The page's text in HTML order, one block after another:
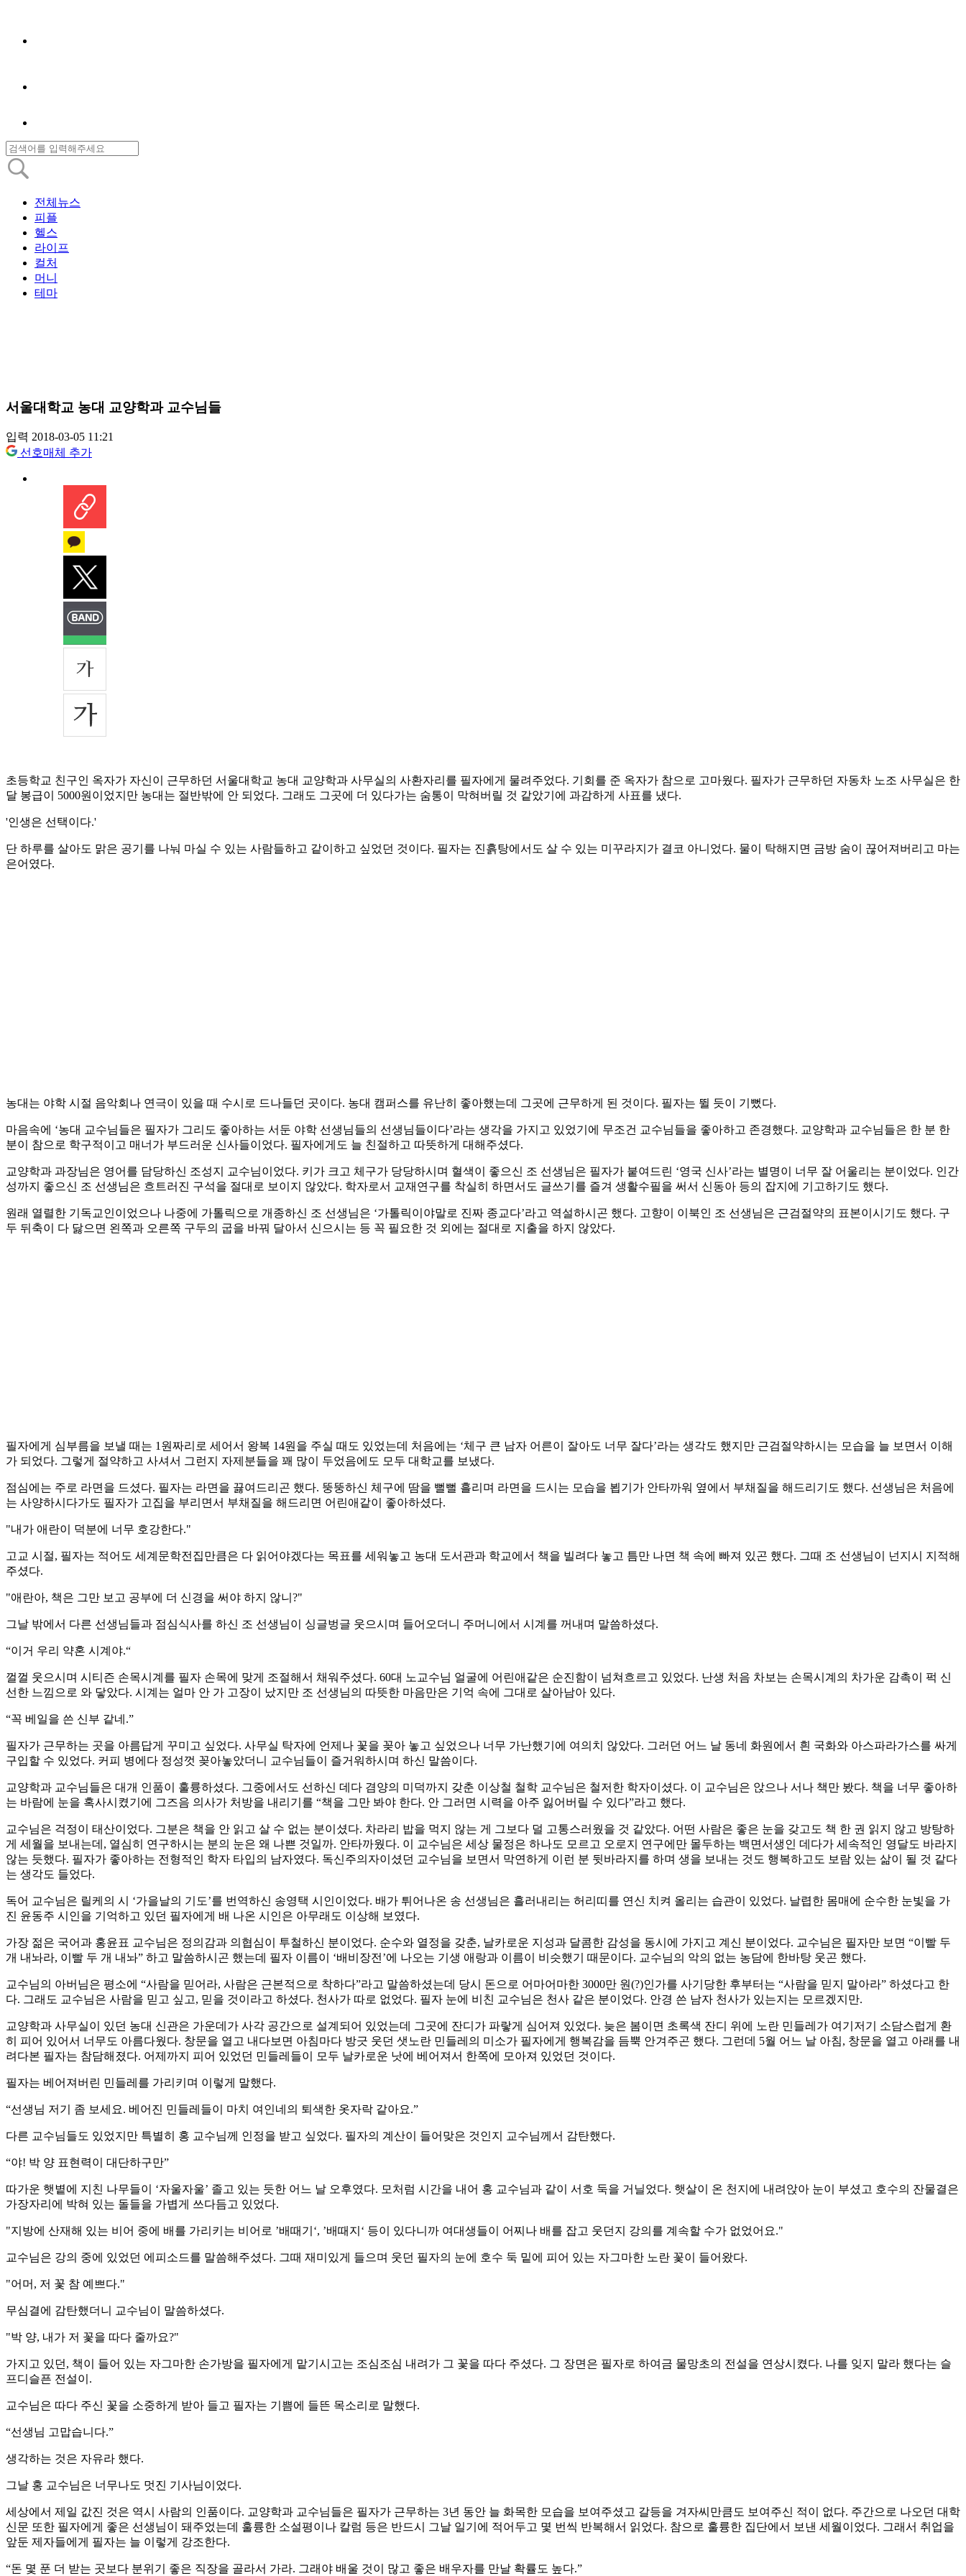
전체뉴스
피플
헬스
라이프
컬처
머니
테마
서울대학교 농대 교양학과 교수님들
입력 2018-03-05 11:21
선호매체 추가
초등학교 친구인 옥자가 자신이 근무하던 서울대학교 농대 교양학과 사무실의 사환자리를 필자에게 물려주었다. 기회를 준 옥자가 참으로 고마웠다. 필자가 근무하던 자동차 노조 사무실은 한
달 봉급이 5000원이었지만 농대는 절반밖에 안 되었다. 그래도 그곳에 더 있다가는 숨통이 막혀버릴 것 같았기에 과감하게 사표를 냈다.
'인생은 선택이다.'
단 하루를 살아도 맑은 공기를 나눠 마실 수 있는 사람들하고 같이하고 싶었던 것이다. 필자는 진흙탕에서도 살 수 있는 미꾸라지가 결코 아니었다. 물이 탁해지면 금방 숨이 끊어져버리고 마는
은어였다.
농대는 야학 시절 음악회나 연극이 있을 때 수시로 드나들던 곳이다. 농대 캠퍼스를 유난히 좋아했는데 그곳에 근무하게 된 것이다. 필자는 뛸 듯이 기뻤다.
마음속에 ‘농대 교수님들은 필자가 그리도 좋아하는 서둔 야학 선생님들의 선생님들이다’라는 생각을 가지고 있었기에 무조건 교수님들을 좋아하고 존경했다. 교양학과 교수님들은 한 분 한
분이 참으로 학구적이고 매너가 부드러운 신사들이었다. 필자에게도 늘 친절하고 따뜻하게 대해주셨다.
교양학과 과장님은 영어를 담당하신 조성지 교수님이었다. 키가 크고 체구가 당당하시며 혈색이 좋으신 조 선생님은 필자가 붙여드린 ‘영국 신사’라는 별명이 너무 잘 어울리는 분이었다. 인간
성까지 좋으신 조 선생님은 흐트러진 구석을 절대로 보이지 않았다. 학자로서 교재연구를 착실히 하면서도 글쓰기를 즐겨 생활수필을 써서 신동아 등의 잡지에 기고하기도 했다.
원래 열렬한 기독교인이었으나 나중에 가톨릭으로 개종하신 조 선생님은 ‘가톨릭이야말로 진짜 종교다’라고 역설하시곤 했다. 고향이 이북인 조 선생님은 근검절약의 표본이시기도 했다. 구
두 뒤축이 다 닳으면 왼쪽과 오른쪽 구두의 굽을 바꿔 달아서 신으시는 등 꼭 필요한 것 외에는 절대로 지출을 하지 않았다.
필자에게 심부름을 보낼 때는 1원짜리로 세어서 왕복 14원을 주실 때도 있었는데 처음에는 ‘체구 큰 남자 어른이 잘아도 너무 잘다’라는 생각도 했지만 근검절약하시는 모습을 늘 보면서 이해
가 되었다. 그렇게 절약하고 사셔서 그런지 자제분들을 꽤 많이 두었음에도 모두 대학교를 보냈다.
점심에는 주로 라면을 드셨다. 필자는 라면을 끓여드리곤 했다. 뚱뚱하신 체구에 땀을 뻘뻘 흘리며 라면을 드시는 모습을 뵙기가 안타까워 옆에서 부채질을 해드리기도 했다. 선생님은 처음에
는 사양하시다가도 필자가 고집을 부리면서 부채질을 해드리면 어린애같이 좋아하셨다.
"내가 애란이 덕분에 너무 호강한다."
고교 시절, 필자는 적어도 세계문학전집만큼은 다 읽어야겠다는 목표를 세워놓고 농대 도서관과 학교에서 책을 빌려다 놓고 틈만 나면 책 속에 빠져 있곤 했다. 그때 조 선생님이 넌지시 지적해
주셨다.
"애란아, 책은 그만 보고 공부에 더 신경을 써야 하지 않니?"
그날 밖에서 다른 선생님들과 점심식사를 하신 조 선생님이 싱글벙글 웃으시며 들어오더니 주머니에서 시계를 꺼내며 말씀하셨다.
“이거 우리 약혼 시계야.“
껄껄 웃으시며 시티즌 손목시계를 필자 손목에 맞게 조절해서 채워주셨다. 60대 노교수님 얼굴에 어린애같은 순진함이 넘쳐흐르고 있었다. 난생 처음 차보는 손목시계의 차가운 감촉이 퍽 신
선한 느낌으로 와 닿았다. 시계는 얼마 안 가 고장이 났지만 조 선생님의 따뜻한 마음만은 기억 속에 그대로 살아남아 있다.
“꼭 베일을 쓴 신부 같네.”
필자가 근무하는 곳을 아름답게 꾸미고 싶었다. 사무실 탁자에 언제나 꽃을 꽂아 놓고 싶었으나 너무 가난했기에 여의치 않았다. 그러던 어느 날 동네 화원에서 흰 국화와 아스파라가스를 싸게
구입할 수 있었다. 커피 병에다 정성껏 꽂아놓았더니 교수님들이 즐거워하시며 하신 말씀이다.
교양학과 교수님들은 대개 인품이 훌륭하셨다. 그중에서도 선하신 데다 겸양의 미덕까지 갖춘 이상철 철학 교수님은 철저한 학자이셨다. 이 교수님은 앉으나 서나 책만 봤다. 책을 너무 좋아하
는 바람에 눈을 혹사시켰기에 그즈음 의사가 처방을 내리기를 “책을 그만 봐야 한다. 안 그러면 시력을 아주 잃어버릴 수 있다”라고 했다.
교수님은 걱정이 태산이었다. 그분은 책을 안 읽고 살 수 없는 분이셨다. 차라리 밥을 먹지 않는 게 그보다 덜 고통스러웠을 것 같았다. 어떤 사람은 좋은 눈을 갖고도 책 한 권 읽지 않고 방탕하
게 세월을 보내는데, 열심히 연구하시는 분의 눈은 왜 나쁜 것일까. 안타까웠다. 이 교수님은 세상 물정은 하나도 모르고 오로지 연구에만 몰두하는 백면서생인 데다가 세속적인 영달도 바라지
않는 듯했다. 필자가 좋아하는 전형적인 학자 타입의 남자였다. 독신주의자이셨던 교수님을 보면서 막연하게 이런 분 뒷바라지를 하며 생을 보내는 것도 행복하고도 보람 있는 삶이 될 것 같다
는 생각도 들었다.
독어 교수님은 릴케의 시 ‘가을날의 기도’를 번역하신 송영택 시인이었다. 배가 튀어나온 송 선생님은 흘러내리는 허리띠를 연신 치켜 올리는 습관이 있었다. 날렵한 몸매에 순수한 눈빛을 가
진 윤동주 시인을 기억하고 있던 필자에게 배 나온 시인은 아무래도 이상해 보였다.
가장 젊은 국어과 홍윤표 교수님은 정의감과 의협심이 투철하신 분이었다. 순수와 열정을 갖춘, 날카로운 지성과 달콤한 감성을 동시에 가지고 계신 분이었다. 교수님은 필자만 보면 “이빨 두
개 내놔라, 이빨 두 개 내놔” 하고 말씀하시곤 했는데 필자 이름이 ‘배비장전’에 나오는 기생 애랑과 이름이 비슷했기 때문이다. 교수님의 악의 없는 농담에 한바탕 웃곤 했다.
교수님의 아버님은 평소에 “사람을 믿어라, 사람은 근본적으로 착하다”라고 말씀하셨는데 당시 돈으로 어마어마한 3000만 원(?)인가를 사기당한 후부터는 “사람을 믿지 말아라” 하셨다고 한
다. 그래도 교수님은 사람을 믿고 싶고, 믿을 것이라고 하셨다. 천사가 따로 없었다. 필자 눈에 비친 교수님은 천사 같은 분이었다. 안경 쓴 남자 천사가 있는지는 모르겠지만.
교양학과 사무실이 있던 농대 신관은 가운데가 사각 공간으로 설계되어 있었는데 그곳에 잔디가 파랗게 심어져 있었다. 늦은 봄이면 초록색 잔디 위에 노란 민들레가 여기저기 소담스럽게 환
히 피어 있어서 너무도 아름다웠다. 창문을 열고 내다보면 아침마다 방긋 웃던 샛노란 민들레의 미소가 필자에게 행복감을 듬뿍 안겨주곤 했다. 그런데 5월 어느 날 아침, 창문을 열고 아래를 내
려다본 필자는 참담해졌다. 어제까지 피어 있었던 민들레들이 모두 날카로운 낫에 베어져서 한쪽에 모아져 있었던 것이다.
필자는 베어져버린 민들레를 가리키며 이렇게 말했다.
“선생님 저기 좀 보세요. 베어진 민들레들이 마치 여인네의 퇴색한 옷자락 같아요.”
다른 교수님들도 있었지만 특별히 홍 교수님께 인정을 받고 싶었다. 필자의 계산이 들어맞은 것인지 교수님께서 감탄했다.
“야! 박 양 표현력이 대단하구만”
따가운 햇볕에 지친 나무들이 ‘자울자울’ 졸고 있는 듯한 어느 날 오후였다. 모처럼 시간을 내어 홍 교수님과 같이 서호 둑을 거닐었다. 햇살이 온 천지에 내려앉아 눈이 부셨고 호수의 잔물결은
가장자리에 박혀 있는 돌들을 가볍게 쓰다듬고 있었다.
"지방에 산재해 있는 비어 중에 배를 가리키는 비어로 ’배때기‘, ’배때지‘ 등이 있다니까 여대생들이 어찌나 배를 잡고 웃던지 강의를 계속할 수가 없었어요."
교수님은 강의 중에 있었던 에피소드를 말씀해주셨다. 그때 재미있게 들으며 웃던 필자의 눈에 호수 둑 밑에 피어 있는 자그마한 노란 꽃이 들어왔다.
"어머, 저 꽃 참 예쁘다."
무심결에 감탄했더니 교수님이 말씀하셨다.
"박 양, 내가 저 꽃을 따다 줄까요?"
가지고 있던, 책이 들어 있는 자그마한 손가방을 필자에게 맡기시고는 조심조심 내려가 그 꽃을 따다 주셨다. 그 장면은 필자로 하여금 물망초의 전설을 연상시켰다. 나를 잊지 말라 했다는 슬
프디슬픈 전설이.
교수님은 따다 주신 꽃을 소중하게 받아 들고 필자는 기쁨에 들뜬 목소리로 말했다.
“선생님 고맙습니다.”
생각하는 것은 자유라 했다.
그날 홍 교수님은 너무나도 멋진 기사님이었다.
세상에서 제일 값진 것은 역시 사람의 인품이다. 교양학과 교수님들은 필자가 근무하는 3년 동안 늘 화목한 모습을 보여주셨고 갈등을 겨자씨만큼도 보여주신 적이 없다. 주간으로 나오던 대학
신문 또한 필자에게 좋은 선생님이 돼주었는데 훌륭한 소설평이나 칼럼 등은 반드시 그날 일기에 적어두고 몇 번씩 반복해서 읽었다. 참으로 훌륭한 집단에서 보낸 세월이었다. 그래서 취업을
앞둔 제자들에게 필자는 늘 이렇게 강조한다.
“돈 몇 푼 더 받는 곳보다 분위기 좋은 직장을 골라서 가라. 그래야 배울 것이 많고 좋은 배우자를 만날 확률도 높다.”